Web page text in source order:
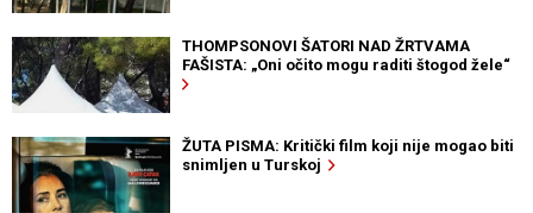
THOMPSONOVI ŠATORI NAD ŽRTVAMA
FAŠISTA: „Oni očito mogu raditi štogod žele“
ŽUTA PISMA: Kritički film koji nije mogao biti
snimljen u Turskoj